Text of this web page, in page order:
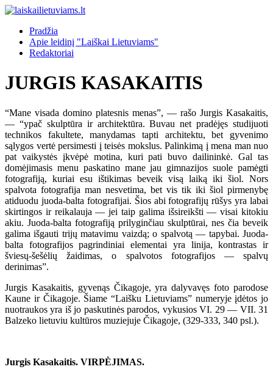
Pradžia
Apie leidinį "Laiškai Lietuviams"
Redaktoriai
JURGIS KASAKAITIS
“Mane visada domino platesnis menas”, — rašo Jurgis Kasakaitis,
— “ypač skulptūra ir architektūra. Buvau net pradėjęs studijuoti
technikos fakultete, manydamas tapti architektu, bet gyvenimo
sąlygos vertė persimesti į teisės mokslus. Palinkimą į mena man nuo
pat vaikystės įkvėpė motina, kuri pati buvo dailininkė. Gal tas
domėjimasis menu paskatino mane jau gimnazijos suole pamėgti
fotografiją, kuriai esu ištikimas beveik visą laiką iki šiol. Nors
spalvota fotografija man nesvetima, bet vis tik iki šiol pirmenybę
atiduodu juoda-balta fotografijai. Šios abi fotografijų rūšys yra labai
skirtingos ir reikalauja — jei taip galima išsireikšti — visai kitokiu
akiu. Juoda-balta fotografiją prilyginčiau skulptūrai, nes čia beveik
galima išgauti trijų matavimu vaizdą; o spalvotą — tapybai. Juoda-
balta fotografijos pagrindiniai elementai yra linija, kontrastas ir
šviesų-šešėlių žaidimas, o spalvotos fotografijos — spalvų
derinimas”.
Jurgis Kasakaitis, gyvenąs Čikagoje, yra dalyvavęs foto parodose
Kaune ir Čikagoje. Šiame “Laišku Lietuviams” numeryje įdėtos jo
nuotraukos yra iš jo paskutinės parodos, vykusios VI. 29 — VII. 31
Balzeko lietuviu kultūros muziejuje Čikagoje, (329-333, 340 psl.).
Jurgis Kasakaitis. VIRPĖJIMAS.